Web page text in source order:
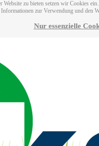
Website zu bieten setzen wir Cookies
Informationen zur Verwendung und den
Nur essenzielle